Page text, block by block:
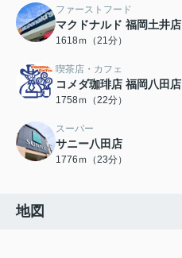
ファーストフード
マクドナルド 福岡土井店
1618ｍ（21分）
喫茶店・カフェ
コメダ珈琲店 福岡八田店
1758ｍ（22分）
スーパー
サニー八田店
1776ｍ（23分）
地図